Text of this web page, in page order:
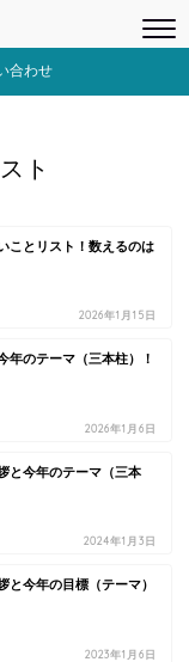
合わせ
ト
ことリスト！数えるのは
2026年1月15日
年のテーマ（三本柱）！
2026年1月6日
と今年のテーマ（三本
2024年1月3日
と今年の目標（テーマ）
2023年1月6日